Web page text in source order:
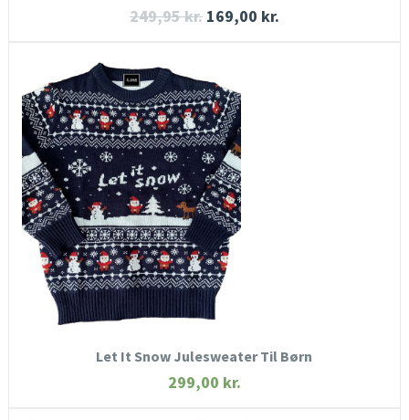
249,95kr. 169,00 kr.
HURTIGT KIG
SE MERE
KØB NU
Let It Snow Julesweater Til Børn
299,00 kr.